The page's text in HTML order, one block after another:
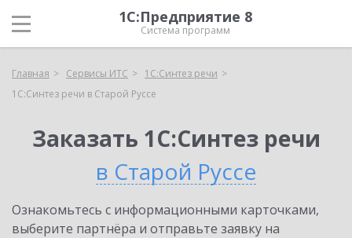
1С:Предприятие 8
Система программ
Главная Сервисы ИТС
1С:Синтез речи
1С:Синтез речи в Старой Руссе
Заказать 1С:Синтез речи
в Старой Руссе
Ознакомьтесь с информационными карточками,
выберите партнёра и отправьте заявку на